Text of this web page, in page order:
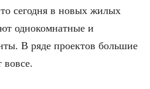
сегодня в новых жилых
однокомнатные и
В ряде проектов большие
вовсе.